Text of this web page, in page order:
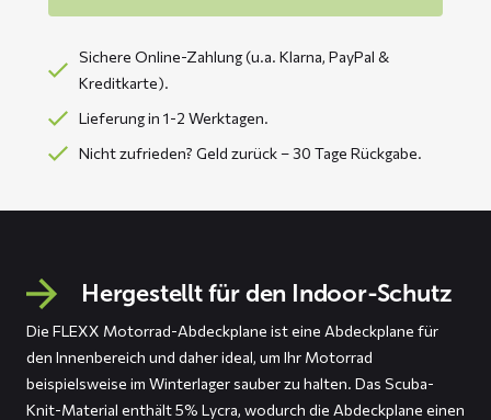
Sichere Online-Zahlung (u.a. Klarna, PayPal &
Kreditkarte).
Lieferung in 1-2 Werktagen.
Nicht zufrieden? Geld zurück – 30 Tage Rückgabe.
Hergestellt für den Indoor-Schutz
Die FLEXX Motorrad-Abdeckplane ist eine Abdeckplane für
den Innenbereich und daher ideal, um Ihr Motorrad
beispielsweise im Winterlager sauber zu halten. Das Scuba-
Knit-Material enthält 5% Lycra, wodurch die Abdeckplane einen